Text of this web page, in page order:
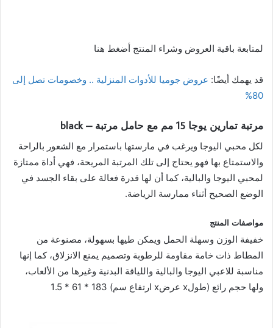
لمتابعة باقية العروض وشراء المنتج أضغط هنا
قد يهمك أيضًا: عروض جوميا للأدوات المنزلية .. وخصومات تصل إلى
80%
مرتبة تمارين يوجا 15 مم مع حامل مرتبة – black
لكل محبي اليوجا ويرغب في مارستها باستمرار مع الشعور بالراحة
والاستمتاع بها فهو يحتاج إلى تلك المرتبة المريحة، فهي أداة ممتازة
لمحبي اليوجا والبالية، كما أن لها قدرة فعالة على بقاء الجسد في
الوضع الصحيح أثناء ممارسة الرياضة.
مواصفات المنتج
خفيفة الوزن وسهلة الحمل ويمكن طيها بسهولة، مصنوعة من
المطاط ذات خامة مقاومة للرطوبة وتصميم يمنع الانزلاق، كما إنها
مناسبة للاعبي اليوجا والبالية واللياقة البدنية وغيرها من الألعاب،
ولها حجم رائع (طولx عرضx ارتفاع سم) 183 * 61 * 1.5